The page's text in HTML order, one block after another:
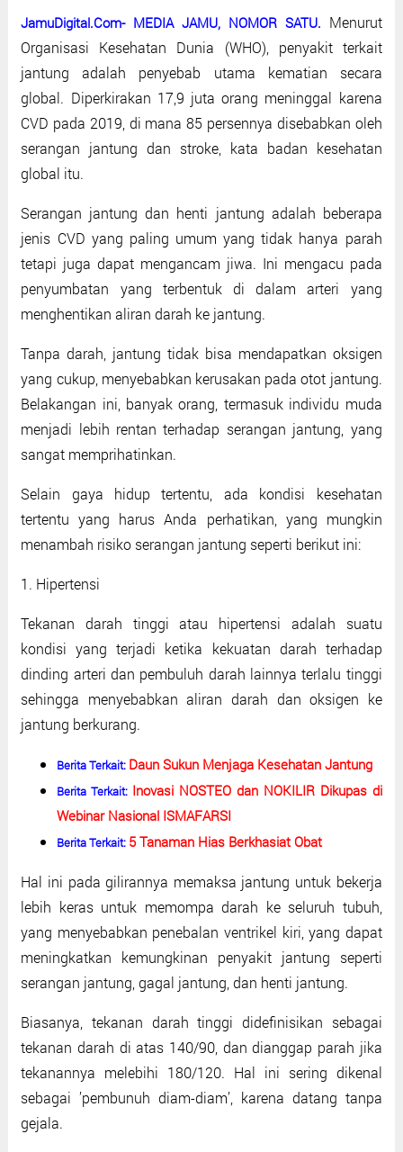
JamuDigital.Com- MEDIA JAMU, NOMOR SATU. Menurut
Organisasi Kesehatan Dunia (WHO), penyakit terkait
jantung adalah penyebab utama kematian secara
global. Diperkirakan 17,9 juta orang meninggal karena
CVD pada 2019, di mana 85 persennya disebabkan oleh
serangan jantung dan stroke, kata badan kesehatan
global itu.
Serangan jantung dan henti jantung adalah beberapa
jenis CVD yang paling umum yang tidak hanya parah
tetapi juga dapat mengancam jiwa. Ini mengacu pada
penyumbatan yang terbentuk di dalam arteri yang
menghentikan aliran darah ke jantung.
Tanpa darah, jantung tidak bisa mendapatkan oksigen
yang cukup, menyebabkan kerusakan pada otot jantung.
Belakangan ini, banyak orang, termasuk individu muda
menjadi lebih rentan terhadap serangan jantung, yang
sangat memprihatinkan.
Selain gaya hidup tertentu, ada kondisi kesehatan
tertentu yang harus Anda perhatikan, yang mungkin
menambah risiko serangan jantung seperti berikut ini:
1. Hipertensi
Tekanan darah tinggi atau hipertensi adalah suatu
kondisi yang terjadi ketika kekuatan darah terhadap
dinding arteri dan pembuluh darah lainnya terlalu tinggi
sehingga menyebabkan aliran darah dan oksigen ke
jantung berkurang.
Berita Terkait: Daun Sukun Menjaga Kesehatan Jantung
Berita Terkait: Inovasi NOSTEO dan NOKILIR Dikupas di
Webinar Nasional ISMAFARSI
Berita Terkait: 5 Tanaman Hias Berkhasiat Obat
Hal ini pada gilirannya memaksa jantung untuk bekerja
lebih keras untuk memompa darah ke seluruh tubuh,
yang menyebabkan penebalan ventrikel kiri, yang dapat
meningkatkan kemungkinan penyakit jantung seperti
serangan jantung, gagal jantung, dan henti jantung.
Biasanya, tekanan darah tinggi didefinisikan sebagai
tekanan darah di atas 140/90, dan dianggap parah jika
tekanannya melebihi 180/120. Hal ini sering dikenal
sebagai ’pembunuh diam-diam’, karena datang tanpa
gejala.